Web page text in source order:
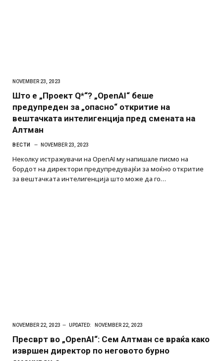
NOVEMBER 23, 2023
Што е „Проект Q*“? „OpenAI“ беше
предупреден за „опасно“ откритие на
вештачката интелигенција пред смената на
Алтман
ВЕСТИ NOVEMBER 23, 2023
Неколку истражувачи на OpenAI му напишале писмо на
бордот на директори предупредувајќи за моќно откритие
за вештачката интелигенција што може да го…
NOVEMBER 22, 2023 UPDATED: NOVEMBER 22, 2023
Пресврт во „OpenAI“: Сем Алтман се враќа како
извршен директор по неговото бурно